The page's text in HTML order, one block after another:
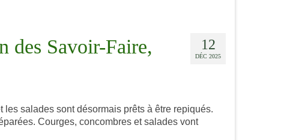
12
DÉC 2025
des Savoir-Faire,
salades sont désormais prêts à être repiqués.
Courges, concombres et salades vont